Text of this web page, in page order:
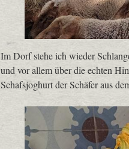
Im Dorf stehe ich wieder
und vor allem über die echten
Schafsjoghurt der Schäfer aus